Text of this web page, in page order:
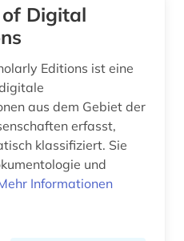
Digital
Editions ist eine
aus dem Gebiet der
erfasst,
klassifiziert. Sie
und
Informationen